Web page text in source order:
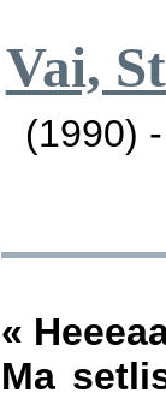
Vai,
(1990)
«
Ma